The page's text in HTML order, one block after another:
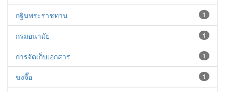
1
กฐินพระราชทาน
1
กรมอนามัย
1
การจัดเก็บเอกสาร
1
ขงจื๊อ